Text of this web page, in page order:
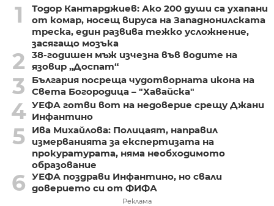
1
Тодор Кантарджиев: Ако 200 души са ухапани
от комар, носещ вируса на Западнонилската
треска, един развива тежко усложнение,
засягащо мозъка
2
38-годишен мъж изчезна във водите на
язовир „Доспат“
3
България посреща чудотворната икона на
Света Богородица – "Хавайска"
4 УЕФА готви вот на недоверие срещу Джани
Инфантино
5
Ива Михайлова: Полицаят, направил
измерванията за експертизата на
прокуратурата, няма необходимото
образование
6 УЕФА поздрави Инфантино, но свали
доверието си от ФИФА
Реклама